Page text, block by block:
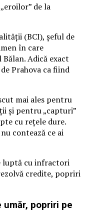
de la
(BCI), șeful de
în care
Adică exact
Prahova ca fiind
mai ales pentru
și pentru „capturi”
cu rețele dure.
contează ce ai
luptă cu infractori
credite, popriri
popriri pe